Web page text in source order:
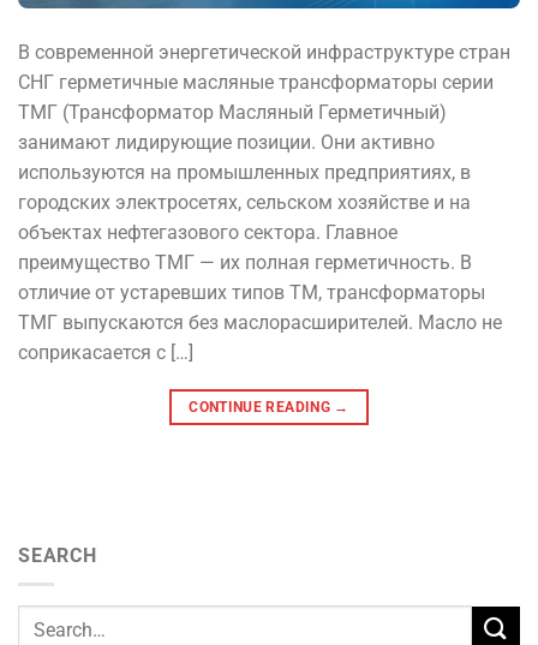
В современной энергетической инфраструктуре стран
СНГ герметичные масляные трансформаторы серии
ТМГ (Трансформатор Масляный Герметичный)
занимают лидирующие позиции. Они активно
используются на промышленных предприятиях, в
городских электросетях, сельском хозяйстве и на
объектах нефтегазового сектора. Главное
преимущество ТМГ — их полная герметичность. В
отличие от устаревших типов ТМ, трансформаторы
ТМГ выпускаются без маслорасширителей. Масло не
соприкасается с […]
CONTINUE READING →
SEARCH